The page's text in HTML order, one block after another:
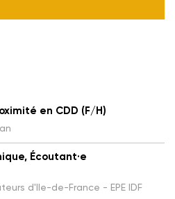
en CDD (F/H)
Écoutant·e
d'Ile-de-France - EPE IDF